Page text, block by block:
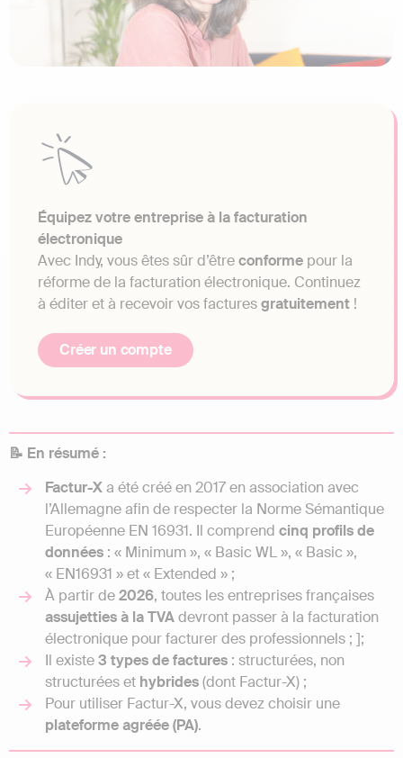
Équipez votre entreprise à la facturation
électronique
Avec Indy, vous êtes sûr d’êtreconforme pour la
réforme de la facturation électronique. Continuez
à éditer et à recevoir vos facturesgratuitement !
Créer un compte
📝 En résumé :
Factur-Xa été créé en 2017 en association avec
l’Allemagne afin de respecter la Norme Sémantique
Européenne EN 16931. Il comprend cinq profils de
données : « Minimum », « Basic WL », « Basic »,
« EN16931 » et « Extended » ;
À partir de2026, toutes les entreprises françaises
assujetties à la TVAdevront passer à la facturation
électronique pour facturer des professionnels ; ];
Il existe3 types de factures : structurées, non
structurées et hybrides(dont Factur-X) ;
Pour utiliser Factur-X, vous devez choisir une
plateforme agréée (PA).